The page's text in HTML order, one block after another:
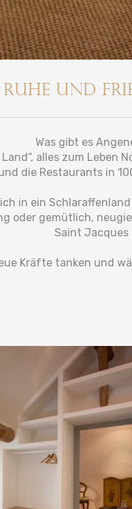
Ruhe und
Was gibt es
alles zum Leben
die Restaurants in
in ein
oder gemütlich,
Saint Jacques
Kräfte tanken und